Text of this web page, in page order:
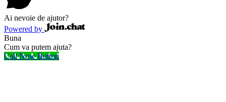
Ai nevoie de ajutor?
Powered by
Buna
Cum va putem ajuta?
Call Now Button